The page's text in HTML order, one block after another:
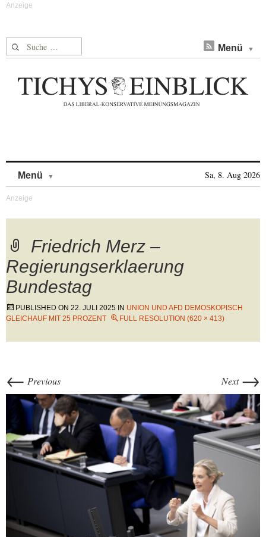
Suche nach: Menü
Menü Sa, 8. Aug 2026
Friedrich Merz –
Regierungserklaerung
Bundestag
PUBLISHED ON 22. JULI 2025 IN UNION UND AFD DEMOSKOPISCH
GLEICHAUF MIT 25 PROZENT
FULL RESOLUTION (620 × 413)
← Previous Next →